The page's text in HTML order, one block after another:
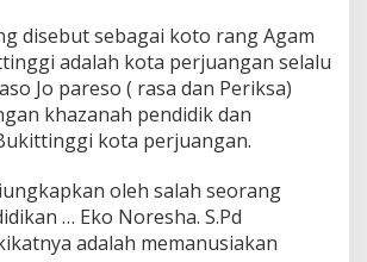
disebut sebagai koto rang Agam
adalah kota perjuangan selalu
Jo pareso ( rasa dan Periksa)
khazanah pendidik dan
kota perjuangan.
oleh salah seorang
… Eko Noresha. S.Pd
adalah memanusiakan